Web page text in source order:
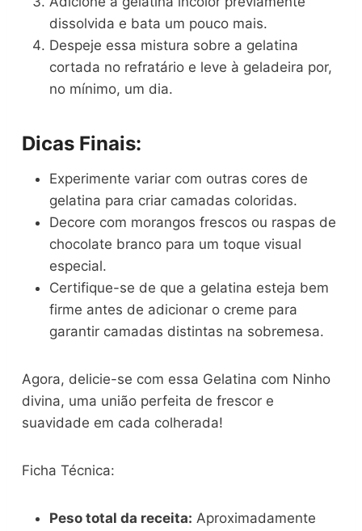
dissolvida e bata um pouco mais.
Despeje essa mistura sobre a gelatina
cortada no refratário e leve à geladeira por,
no mínimo, um dia.
Dicas Finais:
Experimente variar com outras cores de
gelatina para criar camadas coloridas.
Decore com morangos frescos ou raspas de
chocolate branco para um toque visual
especial.
Certifique-se de que a gelatina esteja bem
firme antes de adicionar o creme para
garantir camadas distintas na sobremesa.
Agora, delicie-se com essa Gelatina com Ninho
divina, uma união perfeita de frescor e
suavidade em cada colherada!
Ficha Técnica:
Peso total da receita: Aproximadamente